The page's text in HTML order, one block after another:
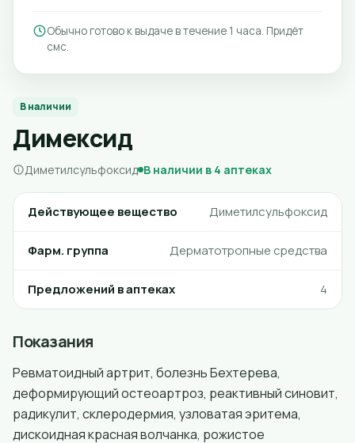
В наличии
Димексид
Диметилсульфоксид В наличии в 4 аптеках
Действующее вещество Диметилсульфоксид
Фарм. группа Дерматотропные средства
Предложений в аптеках 4
Показания
Ревматоидный артрит, болезнь Бехтерева,
деформирующий остеоартроз, реактивный синовит,
радикулит, склеродермия, узловатая эритема,
дискоидная красная волчанка, рожистое
Обычно готово к выдаче в течение 1 часа. Придёт
смс.